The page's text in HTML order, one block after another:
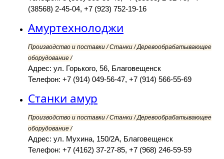
(38568) 2-45-04, +7 (923) 752-19-16
Амуртехнолоджи
Производство и поставки / Станки / Деревообрабатывающее
оборудование /
Адрес: ул. Горького, 56, Благовещенск
Телефон: +7 (914) 049-56-47, +7 (914) 566-55-69
Станки амур
Производство и поставки / Станки / Деревообрабатывающее
оборудование /
Адрес: ул. Мухина, 150/2А, Благовещенск
Телефон: +7 (4162) 37-27-85, +7 (968) 246-59-59